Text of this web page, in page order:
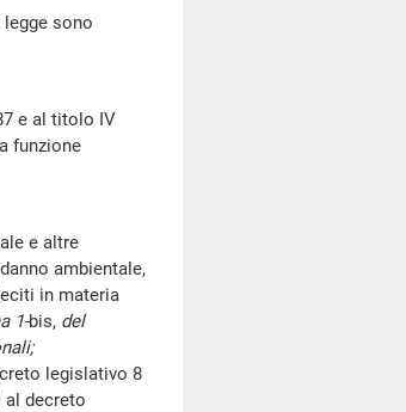
sono
e al titolo IV
funzione
e altre
ambientale,
in materia
1-bis, del
legislativo 8
al decreto